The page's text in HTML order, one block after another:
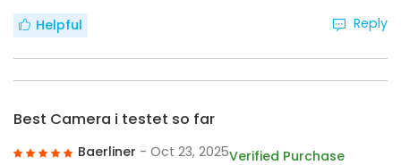
Helpful Reply
Best Camera i testet so far
Baerliner - Oct 23, 2025Verified Purchase